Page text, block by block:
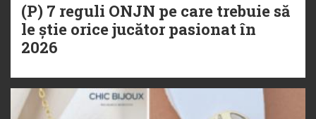
(P) 7 reguli ONJN pe care trebuie să
le știe orice jucător pasionat în
2026